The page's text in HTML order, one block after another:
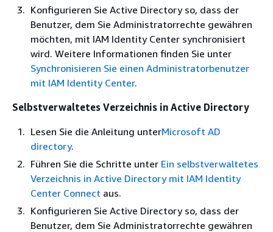
Konfigurieren Sie Active Directory so, dass der
Benutzer, dem Sie Administratorrechte gewähren
möchten, mit IAM Identity Center synchronisiert
wird. Weitere Informationen finden Sie unter
Synchronisieren Sie einen Administratorbenutzer
mit IAM Identity Center.
Selbstverwaltetes Verzeichnis in Active Directory
Lesen Sie die Anleitung unterMicrosoft AD
directory.
Führen Sie die Schritte unter Ein selbstverwaltetes
Verzeichnis in Active Directory mit IAM Identity
Center Connect aus.
Konfigurieren Sie Active Directory so, dass der
Benutzer, dem Sie Administratorrechte gewähren